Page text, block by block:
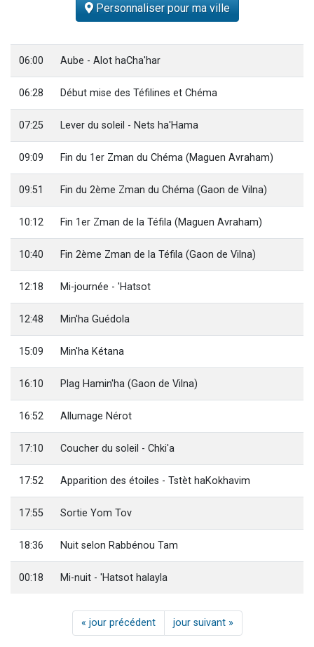
Ariel vient de donner son Maasser
Il reste 49 places pour étudier en groupe sur Zoom
Eva vient de donner son Maasser
Personnaliser pour ma ville
06:00 Aube - Alot haCha'har
06:28 Début mise des Téfilines et Chéma
07:25 Lever du soleil - Nets ha'Hama
09:09 Fin du 1er Zman du Chéma (Maguen Avraham)
09:51 Fin du 2ème Zman du Chéma (Gaon de Vilna)
10:12 Fin 1er Zman de la Téfila (Maguen Avraham)
10:40 Fin 2ème Zman de la Téfila (Gaon de Vilna)
12:18 Mi-journée - 'Hatsot
12:48 Min'ha Guédola
15:09 Min'ha Kétana
16:10 Plag Hamin'ha (Gaon de Vilna)
16:52 Allumage Nérot
17:10 Coucher du soleil - Chki'a
17:52 Apparition des étoiles - Tstèt haKokhavim
17:55 Sortie Yom Tov
18:36 Nuit selon Rabbénou Tam
00:18 Mi-nuit - 'Hatsot halayla
« jour précédent jour suivant »